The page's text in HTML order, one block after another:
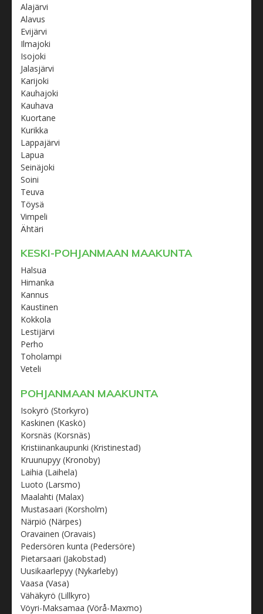
Alajärvi
Alavus
Evijärvi
Ilmajoki
Isojoki
Jalasjärvi
Karijoki
Kauhajoki
Kauhava
Kuortane
Kurikka
Lappajärvi
Lapua
Seinäjoki
Soini
Teuva
Töysä
Vimpeli
Ähtäri
KESKI-POHJANMAAN MAAKUNTA
Halsua
Himanka
Kannus
Kaustinen
Kokkola
Lestijärvi
Perho
Toholampi
Veteli
POHJANMAAN MAAKUNTA
Isokyrö (Storkyro)
Kaskinen (Kaskö)
Korsnäs (Korsnäs)
Kristiinankaupunki (Kristinestad)
Kruunupyy (Kronoby)
Laihia (Laihela)
Luoto (Larsmo)
Maalahti (Malax)
Mustasaari (Korsholm)
Närpiö (Närpes)
Oravainen (Oravais)
Pedersören kunta (Pedersöre)
Pietarsaari (Jakobstad)
Uusikaarlepyy (Nykarleby)
Vaasa (Vasa)
Vähäkyrö (Lillkyro)
Vöyri-Maksamaa (Vörå-Maxmo)